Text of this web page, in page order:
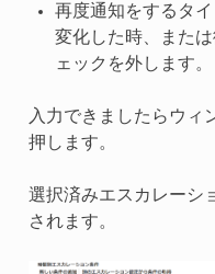
再度通知をするタ
変化した時、また
ェックを外します。
入力できましたらウィ
押します。
選択済みエスカレーシ
されます。